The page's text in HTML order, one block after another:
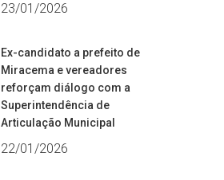
23/01/2026
Ex-candidato a prefeito de
Miracema e vereadores
reforçam diálogo com a
Superintendência de
Articulação Municipal
22/01/2026